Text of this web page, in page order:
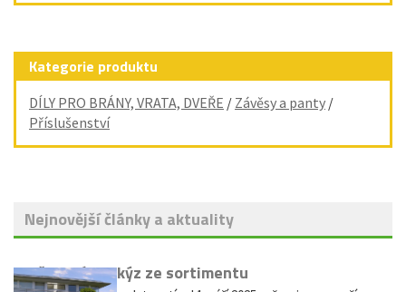
Kategorie produktu
DÍLY PRO BRÁNY, VRATA, DVEŘE / Závěsy a panty /
Příslušenství
Nejnovější články a aktuality
Vyřazení markýz ze sortimentu